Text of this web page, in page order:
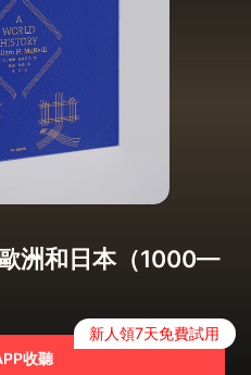
洲和日本（1000—
收聽
新人領7天免費試用